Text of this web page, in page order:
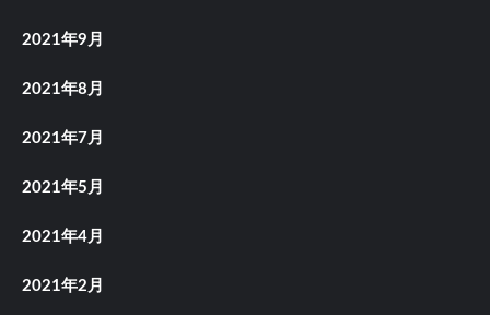
2021年9月
2021年8月
2021年7月
2021年5月
2021年4月
2021年2月